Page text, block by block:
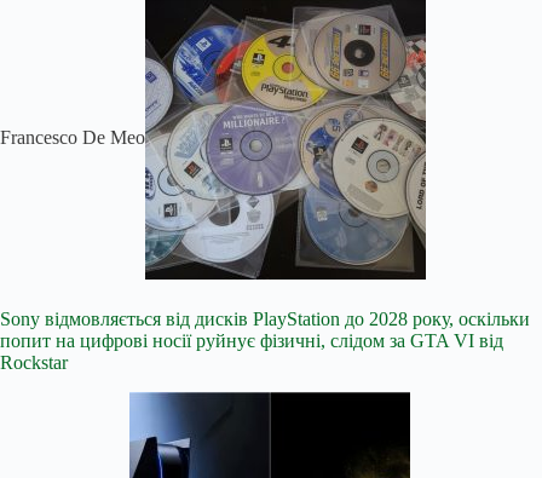
Francesco De Meo
Sony відмовляється від дисків PlayStation до 2028 року, оскільки
попит на цифрові носії руйнує фізичні, слідом за GTA VI від
Rockstar